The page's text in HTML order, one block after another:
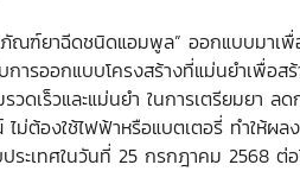
ฑ์ยาฉีดชนิดแอมพูล” ออกแบบมาเพื่
ารออกแบบโครงสร้างที่แม่นยำเพื่อ
วดเร็วและแม่นยำ ในการเตรียมยา
ไม่ต้องใช้ไฟฟ้าหรือแบตเตอรี่ ทำให้
ระเทศในวันที่ 25 กรกฎาคม 2568 ต่